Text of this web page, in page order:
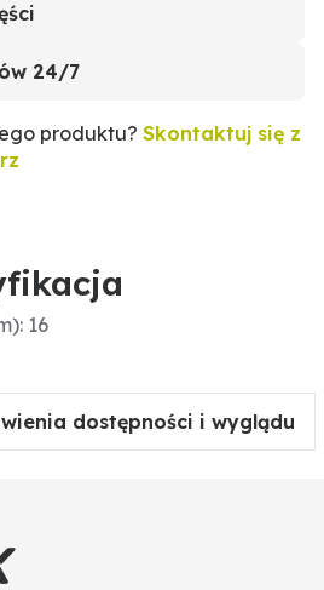
24/7
produktu? Skontaktuj się z
16
dostępności i wyglądu